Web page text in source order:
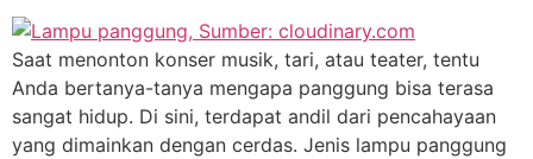
Saat menonton konser musik, tari, atau teater, tentu
Anda bertanya-tanya mengapa panggung bisa terasa
sangat hidup. Di sini, terdapat andil dari pencahayaan
yang dimainkan dengan cerdas. Jenis lampu panggung